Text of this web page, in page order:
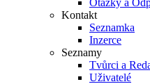
Kontakt
Seznamka
Inzerce
Seznamy
Tvůrci a
Uživatelé